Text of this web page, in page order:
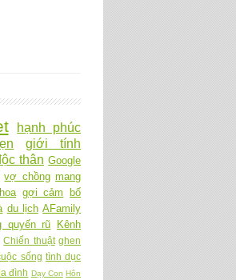
hạnh phúc
giới tính
thân Google
vợ chồng mang
gợi cảm
bố
du lịch AFamily
quyến rũ
Kênh
Chiến thuật ghen
sống tình dục
đình Dạy Con Hôn